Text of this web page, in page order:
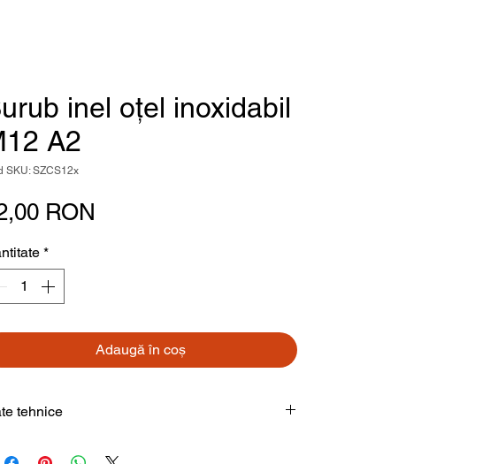
inel oțel inoxidabil
A2
SKU: SZCS12x
RON
*
Adaugă în coș
tehnice
Tip produs